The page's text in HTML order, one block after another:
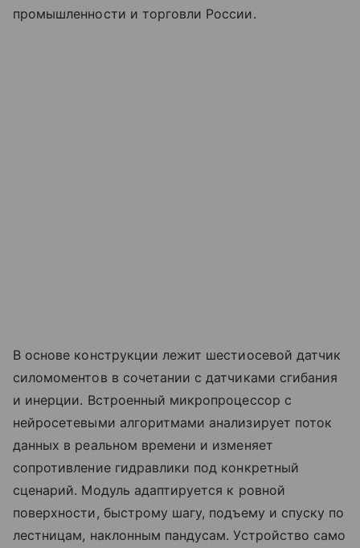
промышленности и торговли России.
В основе конструкции лежит шестиосевой датчик
силомоментов в сочетании с датчиками сгибания
и инерции. Встроенный микропроцессор с
нейросетевыми алгоритмами анализирует поток
данных в реальном времени и изменяет
сопротивление гидравлики под конкретный
сценарий. Модуль адаптируется к ровной
поверхности, быстрому шагу, подъему и спуску по
лестницам, наклонным пандусам. Устройство само